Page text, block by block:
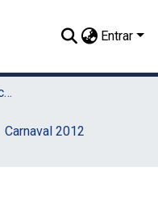
Entrar
09. Cátedra Naná Vasconcelos (CNV)
Carnaval 2012